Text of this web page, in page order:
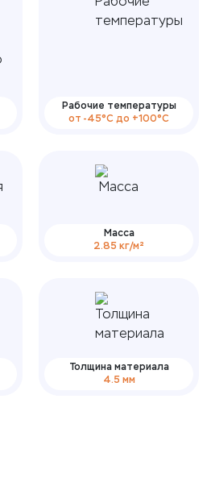
Рабочие температуры
от -45°С до +100°С
Масса
2.85 кг/м²
Толщина материала
4.5 мм